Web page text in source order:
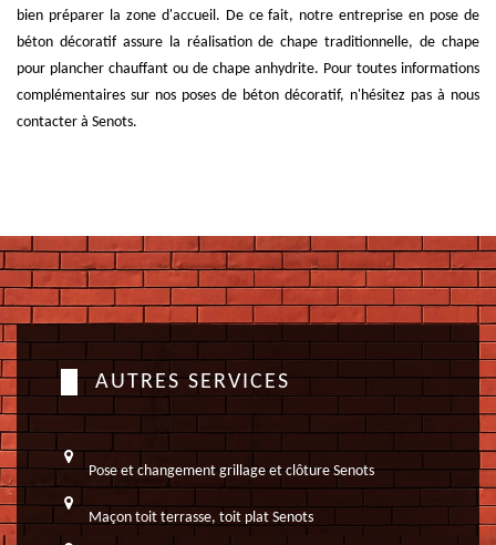
bien préparer la zone d'accueil. De ce fait, notre entreprise en pose de
béton décoratif assure la réalisation de chape traditionnelle, de chape
pour plancher chauffant ou de chape anhydrite. Pour toutes informations
complémentaires sur nos poses de béton décoratif, n'hésitez pas à nous
contacter à Senots.
AUTRES SERVICES
Pose et changement grillage et clôture Senots
Maçon toit terrasse, toit plat Senots